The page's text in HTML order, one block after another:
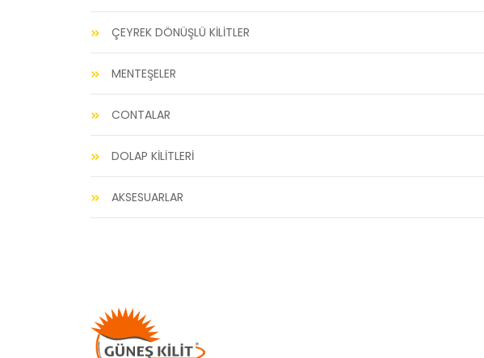
ÇEYREK DÖNÜŞLÜ KİLİTLER
MENTEŞELER
CONTALAR
DOLAP KİLİTLERİ
AKSESUARLAR